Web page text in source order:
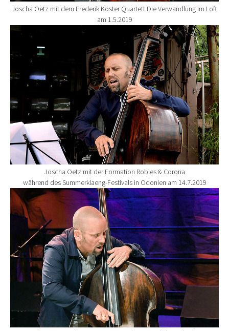
Joscha Oetz mit dem Frederik Köster Quartett Die Verwandlung im Loft
am 1.5.2019
Show larger version for:
Joscha Oetz mit der Formation Robles & Corona
während des Summerklaeng-Festivals in Odonien am 14.7.2019
Show larger version for: